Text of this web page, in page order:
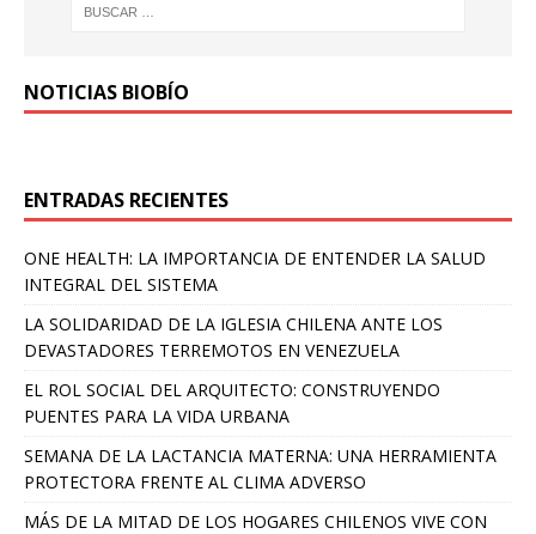
NOTICIAS BIOBÍO
ENTRADAS RECIENTES
ONE HEALTH: LA IMPORTANCIA DE ENTENDER LA SALUD
INTEGRAL DEL SISTEMA
LA SOLIDARIDAD DE LA IGLESIA CHILENA ANTE LOS
DEVASTADORES TERREMOTOS EN VENEZUELA
EL ROL SOCIAL DEL ARQUITECTO: CONSTRUYENDO
PUENTES PARA LA VIDA URBANA
SEMANA DE LA LACTANCIA MATERNA: UNA HERRAMIENTA
PROTECTORA FRENTE AL CLIMA ADVERSO
MÁS DE LA MITAD DE LOS HOGARES CHILENOS VIVE CON